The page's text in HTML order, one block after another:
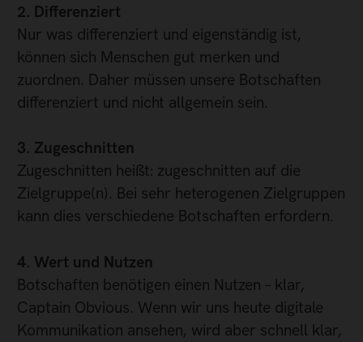
2. Differenziert
Nur was differenziert und eigenständig ist,
können sich Menschen gut merken und
zuordnen. Daher müssen unsere Botschaften
differenziert und nicht allgemein sein.
3. Zugeschnitten
Zugeschnitten heißt: zugeschnitten auf die
Zielgruppe(n). Bei sehr heterogenen Zielgruppen
kann dies verschiedene Botschaften erfordern.
4. Wert und Nutzen
Botschaften benötigen einen Nutzen – klar,
Captain Obvious. Wenn wir uns heute digitale
Kommunikation ansehen, wird aber schnell klar,